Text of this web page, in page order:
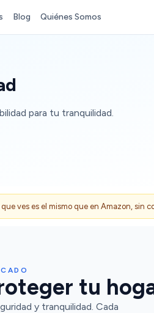
Blog Quiénes Somos
para tu tranquilidad.
ves es el mismo que en Amazon, sin
tu
y tranquilidad. Cada